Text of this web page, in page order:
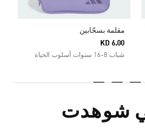
مقلمة بسحّابين
KD 6.00
شباب 8-16 سنوات أسلوب الحياة
شوهدت